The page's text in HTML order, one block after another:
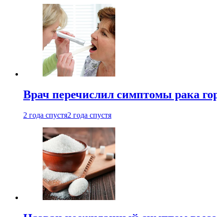
Врач перечислил симптомы рака
2 года спустя2 года спустя